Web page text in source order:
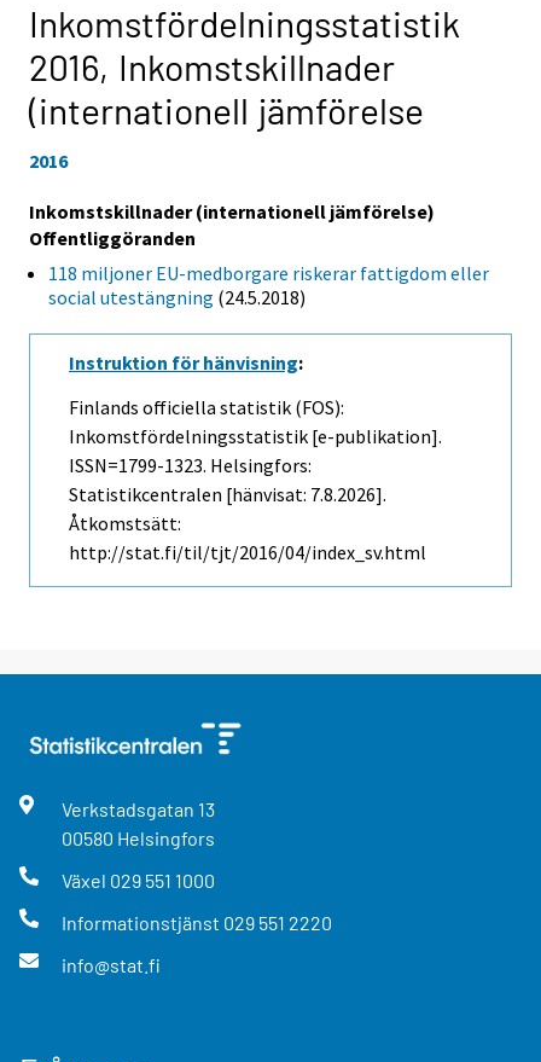
Inkomstfördelningsstatistik
2016, Inkomstskillnader
(internationell jämförelse
2016
Inkomstskillnader (internationell jämförelse)
Offentliggöranden
118 miljoner EU-medborgare riskerar fattigdom eller
social utestängning (24.5.2018)
Instruktion för hänvisning:
Finlands officiella statistik (FOS):
Inkomstfördelningsstatistik [e-publikation].
ISSN=1799-1323. Helsingfors:
Statistikcentralen [hänvisat: 7.8.2026].
Åtkomstsätt:
http://stat.fi/til/tjt/2016/04/index_sv.html
Verkstadsgatan 13
00580 Helsingfors
Växel 029 551 1000
Informationstjänst 029 551 2220
info@stat.fi